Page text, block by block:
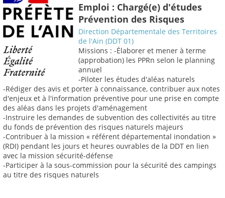
Emploi : Chargé(e) d'études
Prévention des Risques
Direction Départementale des Territoires
de l'Ain (DDT 01)
Missions : -Élaborer et mener à terme
(approbation) les PPRn selon le planning
annuel
-Piloter les études d'aléas naturels
-Rédiger des avis et porter à connaissance, contribuer aux notes
d'enjeux et à l'information préventive pour une prise en compte
des aléas dans les projets d'aménagement
-Instruire les demandes de subvention des collectivités au titre
du fonds de prévention des risques naturels majeurs
-Contribuer à la mission « référent départemental inondation »
(RDI) pendant les jours et heures ouvrables de la DDT en lien
avec la mission sécurité-défense
-Participer à la sous-commission pour la sécurité des campings
au titre des risques naturels